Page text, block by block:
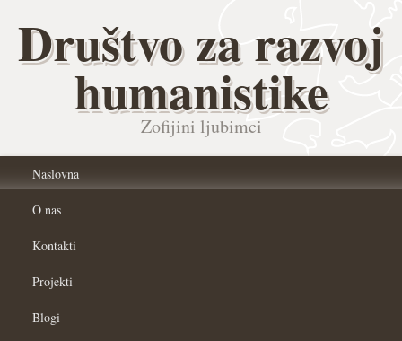
Društvo za razvoj
humanistike
Zofijini ljubimci
Naslovna
O nas
Kontakti
Projekti
Blogi